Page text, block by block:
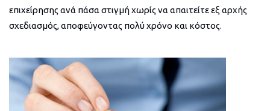
επιχείρησης ανά πάσα στιγμή χωρίς να απαιτείτε εξ αρχής
σχεδιασμός, αποφεύγοντας πολύ χρόνο και κόστος.